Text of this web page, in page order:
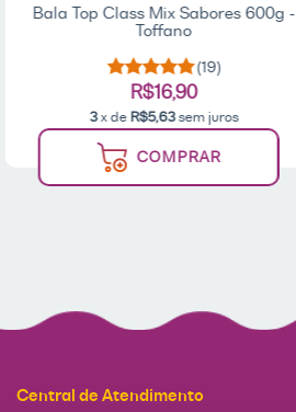
Bala Top Class Mix Sabores 600g -
Toffano
(19)
R$16,90
3 x deR$5,63sem juros
COMPRAR
Central de Atendimento